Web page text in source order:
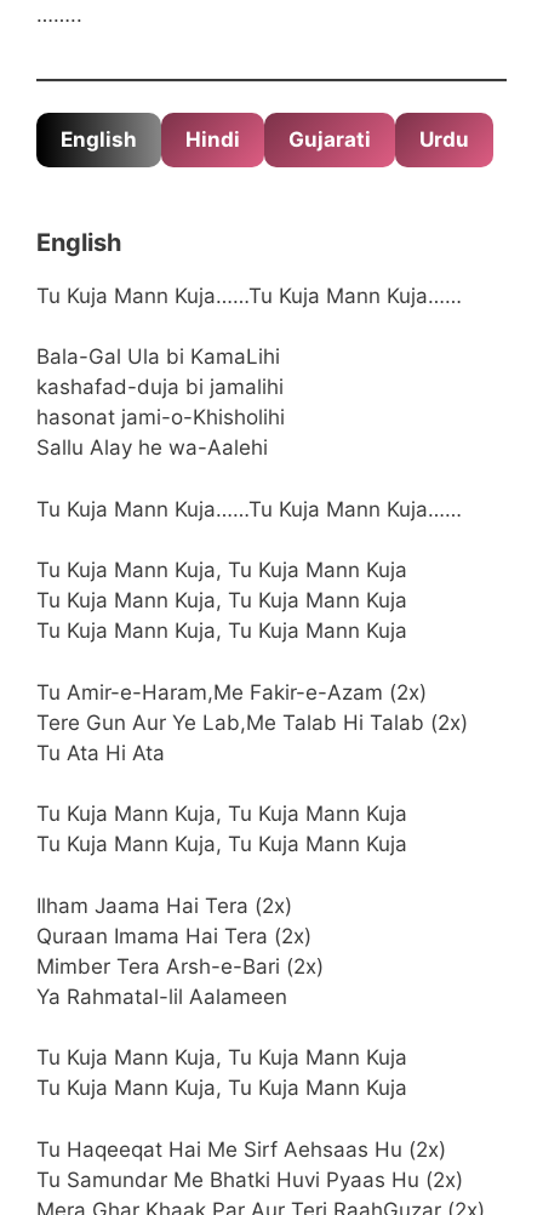
……..
English Hindi Gujarati Urdu
English
Tu Kuja Mann Kuja……Tu Kuja Mann Kuja……
Bala-Gal Ula bi KamaLihi
kashafad-duja bi jamalihi
hasonat jami-o-Khisholihi
Sallu Alay he wa-Aalehi
Tu Kuja Mann Kuja……Tu Kuja Mann Kuja……
Tu Kuja Mann Kuja, Tu Kuja Mann Kuja
Tu Kuja Mann Kuja, Tu Kuja Mann Kuja
Tu Kuja Mann Kuja, Tu Kuja Mann Kuja
Tu Amir-e-Haram,Me Fakir-e-Azam (2x)
Tere Gun Aur Ye Lab,Me Talab Hi Talab (2x)
Tu Ata Hi Ata
Tu Kuja Mann Kuja, Tu Kuja Mann Kuja
Tu Kuja Mann Kuja, Tu Kuja Mann Kuja
Ilham Jaama Hai Tera (2x)
Quraan Imama Hai Tera (2x)
Mimber Tera Arsh-e-Bari (2x)
Ya Rahmatal-lil Aalameen
Tu Kuja Mann Kuja, Tu Kuja Mann Kuja
Tu Kuja Mann Kuja, Tu Kuja Mann Kuja
Tu Haqeeqat Hai Me Sirf Aehsaas Hu (2x)
Tu Samundar Me Bhatki Huvi Pyaas Hu (2x)
Mera Ghar Khaak Par Aur Teri RaahGuzar (2x)